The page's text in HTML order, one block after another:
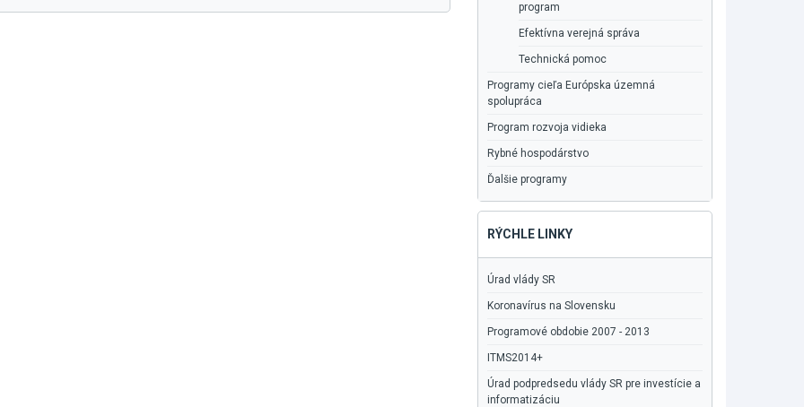
program
Efektívna verejná správa
Technická pomoc
Programy cieľa Európska územná
spolupráca
Program rozvoja vidieka
Rybné hospodárstvo
Ďalšie programy
RÝCHLE LINKY
Úrad vlády SR
Koronavírus na Slovensku
Programové obdobie 2007 - 2013
ITMS2014+
Úrad podpredsedu vlády SR pre investície a
informatizáciu